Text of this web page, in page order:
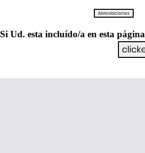
Si Ud. esta incluído/a en esta